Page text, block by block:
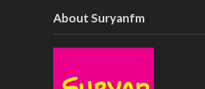
About Suryanfm